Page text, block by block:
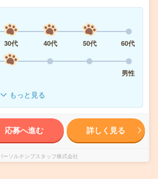
30代 40代 50代
60代
男性
もっと見る
応募へ進む 詳しく見る
ーソルテンプスタッフ株式会社